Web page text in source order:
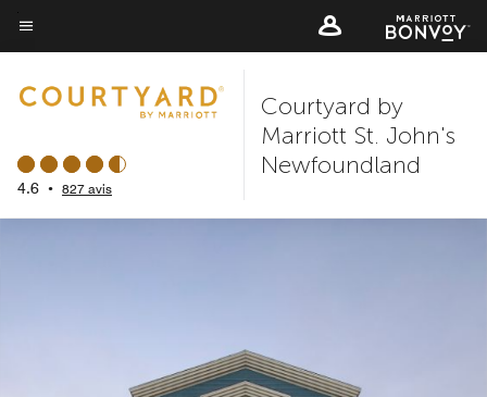
Skip
to
content
Texte du menu
4.6 • 827 avis
Courtyard by
Marriott St. John's
Newfoundland